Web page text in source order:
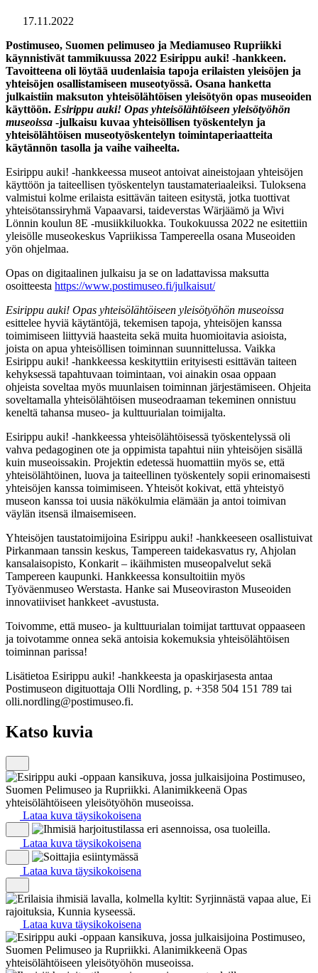
17.11.2022
Postimuseo, Suomen pelimuseo ja Mediamuseo Rupriikki
käynnistivät tammikuussa 2022 Esirippu auki! -hankkeen.
Tavoitteena oli löytää uudenlaisia tapoja erilaisten yleisöjen ja
yhteisöjen osallistamiseen museotyössä. Osana hanketta
julkaistiin maksuton yhteisölähtöisen yleisötyön opas museoiden
käyttöön. Esirippu auki! Opas yhteisölähtöiseen yleisötyöhön
museoissa -julkaisu kuvaa yhteisöllisen työskentelyn ja
yhteisölähtöisen museotyöskentelyn toimintaperiaatteita
käytännön tasolla ja vaihe vaiheelta.
Esirippu auki! -hankkeessa museot antoivat aineistojaan yhteisöjen
käyttöön ja taiteellisen työskentelyn taustamateriaaleiksi. Tuloksena
valmistui kolme erilaista esittävän taiteen esitystä, jotka tuottivat
yhteisötanssiryhmä Vapaavarsi, taideverstas Wärjäämö ja Wivi
Lönnin koulun 8E -musiikkiluokka. Toukokuussa 2022 ne esitettiin
yleisölle museokeskus Vapriikissa Tampereella osana Museoiden
yön ohjelmaa.
Opas on digitaalinen julkaisu ja se on ladattavissa maksutta
osoitteesta https://www.postimuseo.fi/julkaisut/
Esirippu auki! Opas yhteisölähtöiseen yleisötyöhön museoissa
esittelee hyviä käytäntöjä, tekemisen tapoja, yhteisöjen kanssa
toimimiseen liittyviä haasteita sekä muita huomioitavia asioista,
joista on apua yhteisöllisen toiminnan suunnittelussa. Vaikka
Esirippu auki! -hankkeessa keskityttiin erityisesti esittävän taiteen
kehyksessä tapahtuvaan toimintaan, voi ainakin osaa oppaan
ohjeista soveltaa myös muunlaisen toiminnan järjestämiseen. Ohjeita
soveltamalla yhteisölähtöisen museodraaman tekeminen onnistuu
keneltä tahansa museo- ja kulttuurialan toimijalta.
Esirippu auki! -hankkeessa yhteisölähtöisessä työskentelyssä oli
vahva pedagoginen ote ja oppimista tapahtui niin yhteisöjen sisällä
kuin museoissakin. Projektin edetessä huomattiin myös se, että
yhteisölähtöinen, luova ja taiteellinen työskentely sopii erinomaisesti
yhteisöjen kanssa toimimiseen. Yhteisöt kokivat, että yhteistyö
museon kanssa toi uusia näkökulmia elämään ja antoi toimivan
väylän itsensä ilmaisemiseen.
Yhteisöjen taustatoimijoina Esirippu auki! -hankkeeseen osallistuivat
Pirkanmaan tanssin keskus, Tampereen taidekasvatus ry, Ahjolan
kansalaisopisto, Konkarit – ikäihmisten museopalvelut sekä
Tampereen kaupunki. Hankkeessa konsultoitiin myös
Työväenmuseo Werstasta. Hanke sai Museoviraston Museoiden
innovatiiviset hankkeet -avustusta.
Toivomme, että museo- ja kulttuurialan toimijat tarttuvat oppaaseen
ja toivotamme onnea sekä antoisia kokemuksia yhteisölähtöisen
toiminnan parissa!
Lisätietoa Esirippu auki! -hankkeesta ja opaskirjasesta antaa
Postimuseon digituottaja Olli Nordling, p. +358 504 151 789 tai
olli.nordling@postimuseo.fi.
Katso kuvia
Lataa kuva täysikokoisena
Lataa kuva täysikokoisena
Lataa kuva täysikokoisena
Lataa kuva täysikokoisena